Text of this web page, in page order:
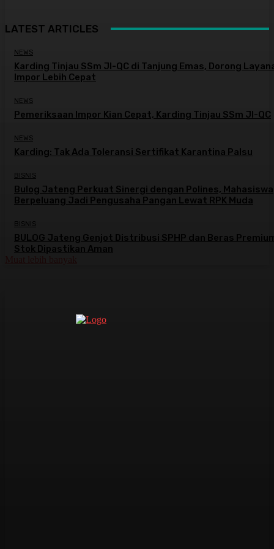
LATEST ARTICLES
NEWS
Karding Tinjau SSm JI-QC di Tanjung Emas, Dorong
Impor Lebih Cepat
NEWS
Pemeriksaan Impor Kian Cepat, Karding Tinjau SSm JI-QC
NEWS
Karding: Tak Ada Toleransi Sertifikat Karantina Palsu
BISNIS
Bulog Jateng Perkuat Sinergi dengan Polines, Mahasiswa
Berpeluang Jadi Pengusaha Pangan Lewat RPK Muda
BISNIS
BULOG Jateng Genjot Distribusi SPHP dan Beras
Stok Dipastikan Aman